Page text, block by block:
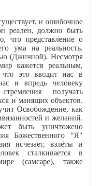
и ошибочное
реален, должно быть
что представление о
ума на реальность,
(Джнчной). Несмотря
кажется реальным,
что это вводит нас в
и впредь человеку
получать
и манящих объектов.
Освобождение, как
и желаний.
быть уничтожено
Божественного "Я"
исчезает, взлёты и
сталкивается в
(самсаре), также